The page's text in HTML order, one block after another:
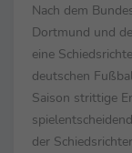
Nach dem
Dortmund und
eine
deutschen
Saison strittige
der